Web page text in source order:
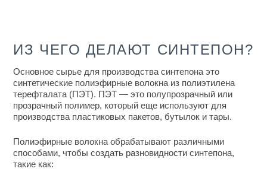
ИЗ ЧЕГО ДЕЛАЮТ СИНТЕПОН?
Основное сырье для производства синтепона это
синтетические полиэфирные волокна из полиэтилена
терефталата (ПЭТ). ПЭТ — это полупрозрачный или
прозрачный полимер, который еще используют для
производства пластиковых пакетов, бутылок и тары.
Полиэфирные волокна обрабатывают различными
способами, чтобы создать разновидности синтепона,
такие как: